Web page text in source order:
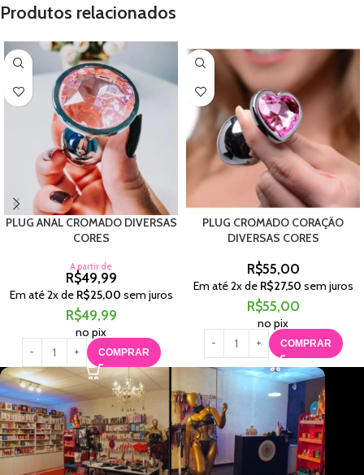
Produtos relacionados
PLUG ANAL CROMADO DIVERSAS
CORES
A partir de
R$49,99
Em até2x de R$25,00 sem juros
R$49,99
no pix
COMPRAR
PLUG CROMADO CORAÇÃO
DIVERSAS CORES
R$55,00
Em até2x de R$27,50 sem juros
R$55,00
no pix
COMPRAR